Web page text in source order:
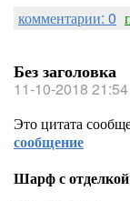
комментарии: 0
Без заголовка
11-10-2018 21:54
Это цитата
сообщение
Шарф с